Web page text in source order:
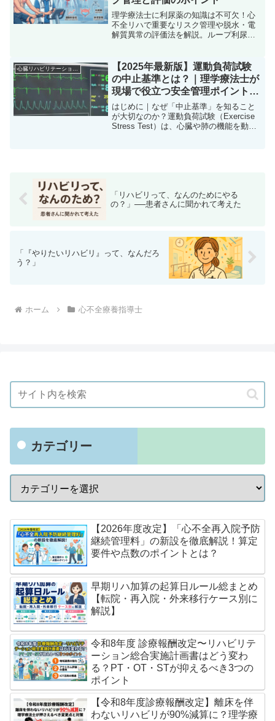
理学療法士に利尿薬の知識は不可欠！心
不全リハで重要なリスク管理や脱水・電
解質異常の評価法を解説。ループ利尿薬
運動療法を提供し、評価に差をつけたい
PT必見の内容です。
【2025年最新版】運動負荷試験
の中止基準とは？｜理学療法士が
現場で役立つ安全管理ポイントを
徹底解説
はじめに｜なぜ「中止基準」を知ること
が大切なのか？運動負荷試験（Exercise
Stress Test）は、心臓や肺の機能を動的
「リハビリって、なんのためにやる
の？」──患者さんに聞かれて考えた
「『やりたいリハビリ』って、なんだろ
う？」
ホーム 心不全療養指導士
カテゴリー
【2026年度改定】「心不全再入院予防
継続管理料」の新設を徹底解説！算定
要件や点数のポイントとは？
早期リハ加算の起算日ルール総まとめ
【転院・再入院・外来移行ケース別に
解説】
令和8年度 診療報酬改定〜リハビリテ
ーション総合実施計画書はどう変わ
る？PT・OT・STが抑えるべき3つの
ポイント
【令和8年度診療報酬改定】離床を伴
わないリハビリが90%減算に？理学療